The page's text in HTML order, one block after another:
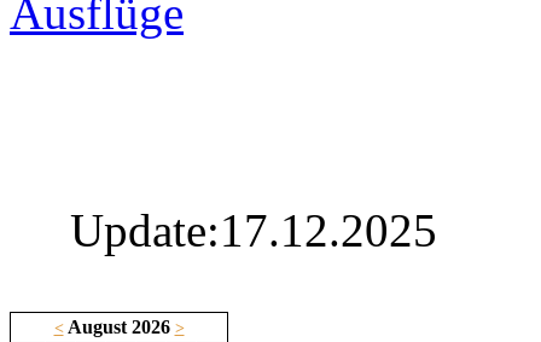
Ausflüge
Update:17.12.2025
<August 2026 >